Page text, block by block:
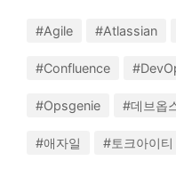
#Agile #Atlassian
#Confluence
#Opsgenie #데브옵
#애자일 #토크아이티